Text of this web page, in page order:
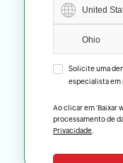
Solicite uma
especialista em
Ao clicar em 'Baixar
processamento de
Privacidade